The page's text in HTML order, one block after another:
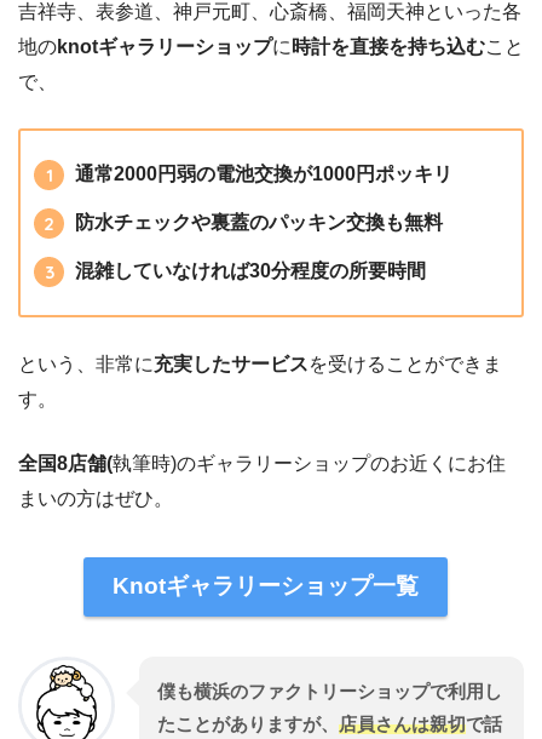
吉祥寺、表参道、神戸元町、心斎橋、福岡天神といった各
地のknotギャラリーショップに時計を直接を持ち込むこと
で、
通常2000円弱の電池交換が1000円ポッキリ
防水チェックや裏蓋のパッキン交換も無料
混雑していなければ30分程度の所要時間
という、非常に充実したサービスを受けることができま
す。
全国8店舗(執筆時)のギャラリーショップのお近くにお住
まいの方はぜひ。
Knotギャラリーショップ一覧
僕も横浜のファクトリーショップで利用し
たことがありますが、 店員さんは親切で話